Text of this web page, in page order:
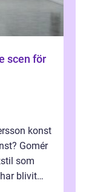
scen för
konst
Gomér
som
blivit